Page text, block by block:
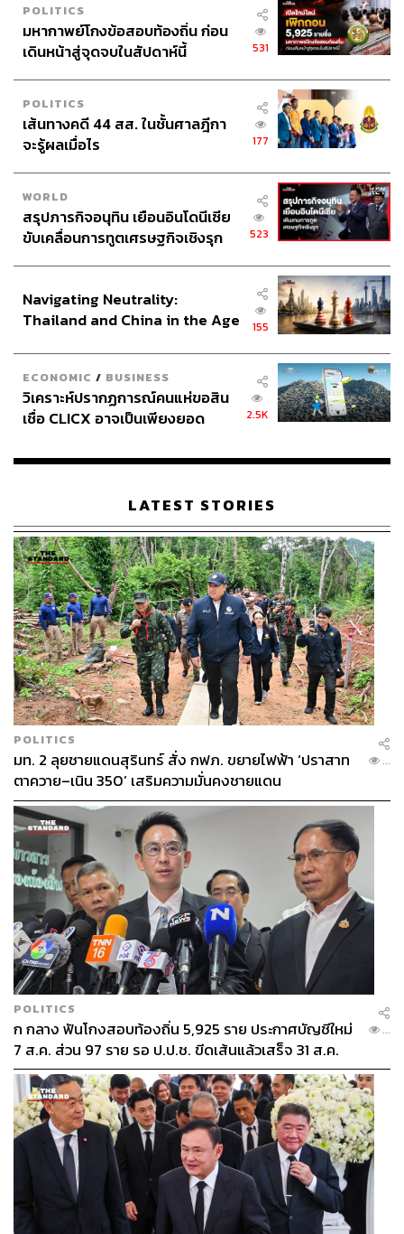
POLITICS
มหากาพย์โกงข้อสอบท้องถิ่น ก่อน
เดินหน้าสู่จุดจบในสัปดาห์นี้
531
POLITICS
เส้นทางคดี 44 สส. ในชั้นศาลฎีกา
จะรู้ผลเมื่อไร
177
WORLD
สรุปภารกิจอนุทิน เยือนอินโดนีเซีย
ขับเคลื่อนการทูตเศรษฐกิจเชิงรุก
523
Navigating Neutrality:
Thailand and China in the Age
155
ECONOMIC / BUSINESS
วิเคราะห์ปรากฏการณ์คนแห่ขอสิน
เชื่อ CLICX อาจเป็นเพียงยอด
เรือนไทยที่ถูกซุกไว้
2.5K
LATEST STORIES
POLITICS
มท. 2 ลุยชายแดนสุรินทร์ สั่ง กฟภ. ขยายไฟฟ้า ‘ปราสาท
ตาควาย–เนิน 350’ เสริมความมั่นคงชายแดน
...
POLITICS
ก กลาง ฟันโกงสอบท้องถิ่น 5,925 ราย ประกาศบัญชีใหม่
7 ส.ค. ส่วน 97 ราย รอ ป.ป.ช. ขีดเส้นแล้วเสร็จ 31 ส.ค.
...